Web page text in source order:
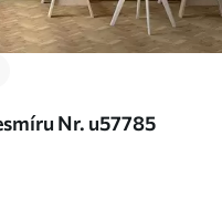
Nr. u57785